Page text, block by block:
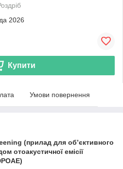
2026
Купити
Умови повернення
(прилад для об’єктивного
отоакустичної емісії